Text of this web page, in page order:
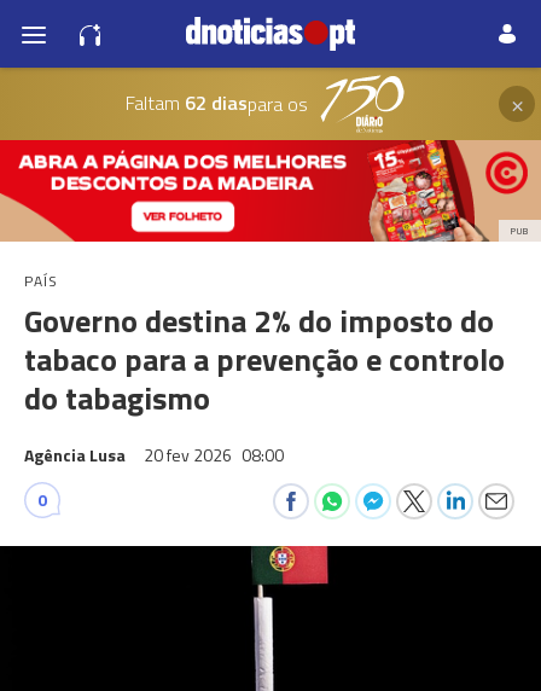
Faltam 62 diaspara os ×
PUB
PAÍS
Governo destina 2% do imposto do
tabaco para a prevenção e controlo
do tabagismo
Agência Lusa 20 fev 2026 08:00
0